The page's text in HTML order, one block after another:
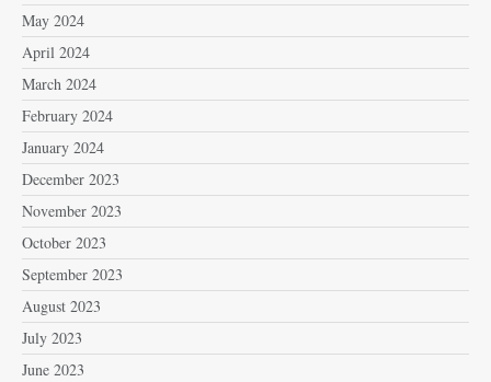
May 2024
April 2024
March 2024
February 2024
January 2024
December 2023
November 2023
October 2023
September 2023
August 2023
July 2023
June 2023